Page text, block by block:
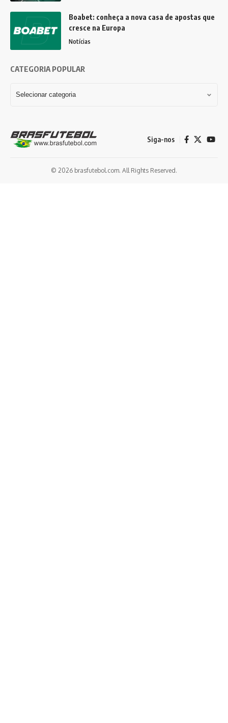
Boabet: conheça a nova casa de apostas que
cresce na Europa
Notícias
CATEGORIA POPULAR
Siga-nos
© 2026 brasfutebol.com. All Rights Reserved.